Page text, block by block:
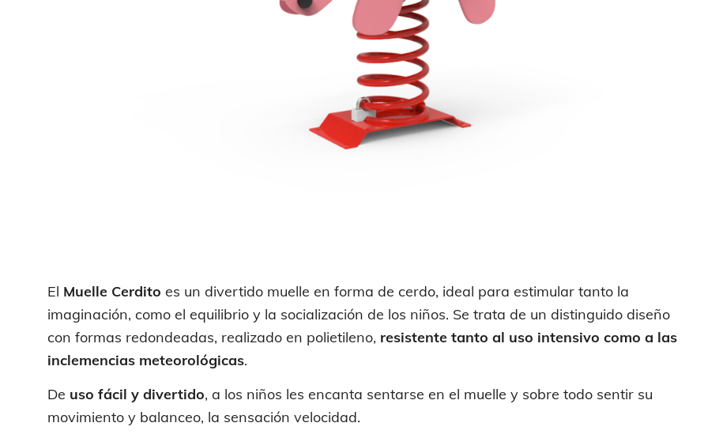
El Muelle Cerdito es un divertido muelle en forma de cerdo, ideal para estimular tanto la
imaginación, como el equilibrio y la socialización de los niños. Se trata de un distinguido diseño
con formas redondeadas, realizado en polietileno, resistente tanto al uso intensivo como a las
inclemencias meteorológicas.
De uso fácil y divertido, a los niños les encanta sentarse en el muelle y sobre todo sentir su
movimiento y balanceo, la sensación velocidad.